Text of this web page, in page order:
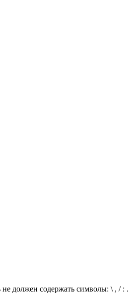
должен содержать символы: \ , / : .